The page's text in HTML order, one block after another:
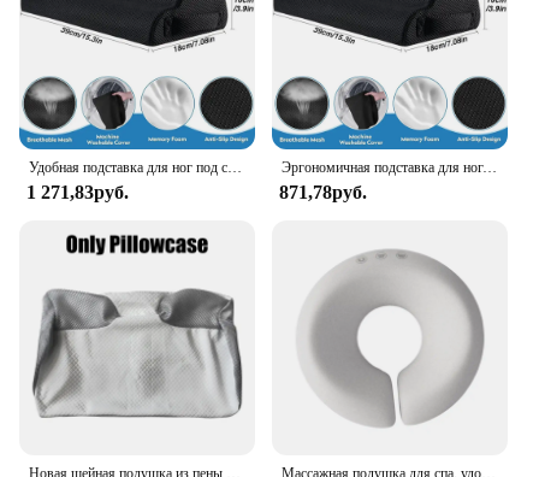
1 271,83руб.
Эргономичная подставка для ног, подставка для стола, для дома, офиса, компьютера, подушка для ног
871,78руб.